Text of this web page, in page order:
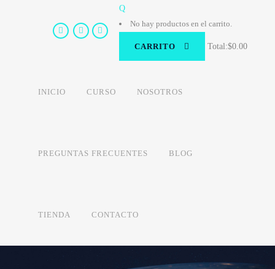
No hay productos en el carrito.
CARRITO Total:$0.00
INICIO CURSO NOSOTROS
PREGUNTAS FRECUENTES BLOG
TIENDA CONTACTO